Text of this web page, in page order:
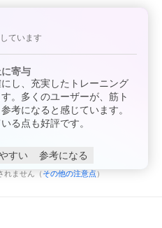
ています
寄与
し、充実したトレーニング
。多くのユーザーが、筋ト
考になると感じています。
る点も好評です。
すい 参考になる
れません（ その他の注意点 ）